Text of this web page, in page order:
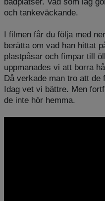
och tankeväckande.
I filmen får du följa med
berätta om vad han hittat
plastpåsar och fimpar till
uppmanades vi att borra
Då verkade man tro att de
Idag vet vi bättre. Men
de inte hör hemma.